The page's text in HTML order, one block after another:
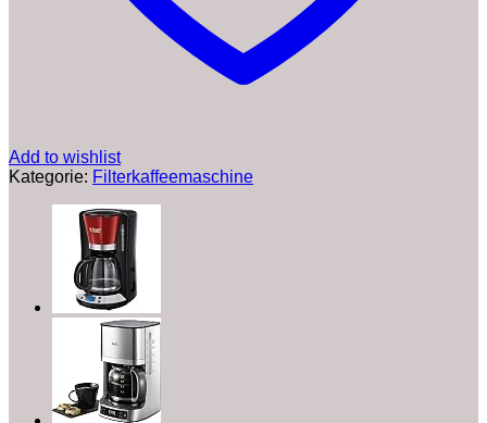
Weiß
Menge
Add to wishlist
Kategorie: Filterkaffeemaschine